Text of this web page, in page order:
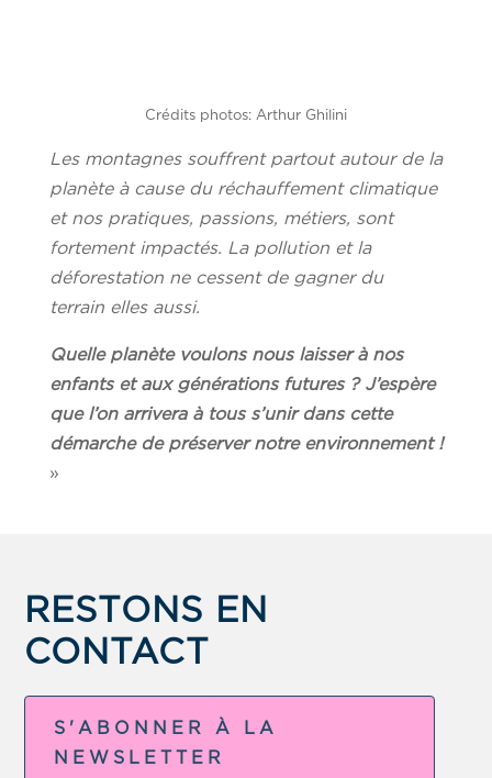
Crédits photos: Arthur Ghilini
Les montagnes souffrent partout autour de la
planète à cause du réchauffement climatique
et nos pratiques, passions, métiers, sont
fortement impactés. La pollution et la
déforestation ne cessent de gagner du
terrain elles aussi.
Quelle planète voulons nous laisser à nos
enfants et aux générations futures ? J’espère
que l’on arrivera à tous s’unir dans cette
démarche de préserver notre environnement !
»
RESTONS EN
CONTACT
S'ABONNER À LA
NEWSLETTER